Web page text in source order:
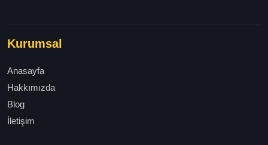
Kurumsal
Anasayfa
Hakkımızda
Blog
İletişim